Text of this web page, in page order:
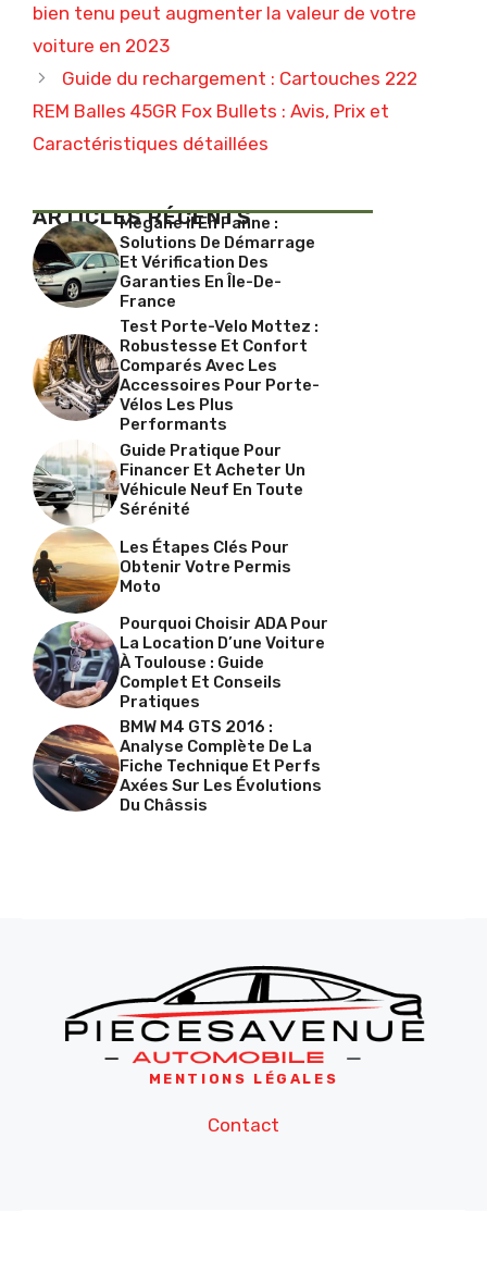
bien tenu peut augmenter la valeur de votre
voiture en 2023
Guide du rechargement : Cartouches 222
REM Balles 45GR Fox Bullets : Avis, Prix et
Caractéristiques détaillées
ARTICLES RÉCENTS
Megane II En Panne :
Solutions De Démarrage
Et Vérification Des
Garanties En Île-De-
France
Test Porte-Velo Mottez :
Robustesse Et Confort
Comparés Avec Les
Accessoires Pour Porte-
Vélos Les Plus
Performants
Guide Pratique Pour
Financer Et Acheter Un
Véhicule Neuf En Toute
Sérénité
Les Étapes Clés Pour
Obtenir Votre Permis
Moto
Pourquoi Choisir ADA Pour
La Location D’une Voiture
À Toulouse : Guide
Complet Et Conseils
Pratiques
BMW M4 GTS 2016 :
Analyse Complète De La
Fiche Technique Et Perfs
Axées Sur Les Évolutions
Du Châssis
MENTIONS LÉGALES
Contact